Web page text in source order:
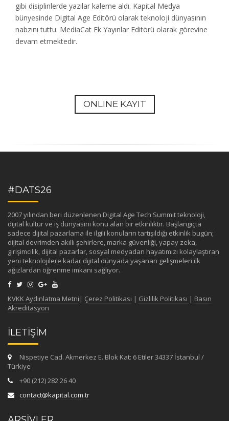
gibi disiplinlerde yazılar kaleme aldı. Kapital Medya
bünyesinde Digital Age Editörü olarak teknoloji dünyasının
nabzını tuttu. MediaCat Ek Yayınlar Editörü olarak görevine
devam etmektedir.
ONLINE KAYIT
#DATS26
2007 yılından beri düzenlenen Digital Age Tech Summit teknoloji,
dijital kültür ve iş dünyasını konu alan bir etkinliktir. Başlangıçta
sadece dijital pazarlama ile ilgili konuların tartışıldığı etkinlik bugün;
dijital devrimden akıllı şehirlere, marka güvenliği, yapay zeka,
girişimcilik, dijital pazarlar, sosyal medyadan hayatımızı kolaylaştıran
yeni teknolojilere kadar dijital dünyada yaşanan gelişmeleri ilk
ağızlardan öğrenme imkanı sağlıyor.
KVKK Aydınlatma Metni | Çerez Politikası | Gizlilik Politikası | Basın
Akreditasyon
İLETİŞİM
Nispetiye Cad. Akmerkez E. Blok Kat: 6 Etiler 34337 İstanbul /
Türkiye
+90 (212) 282 26 40
contact@kapital.com.tr